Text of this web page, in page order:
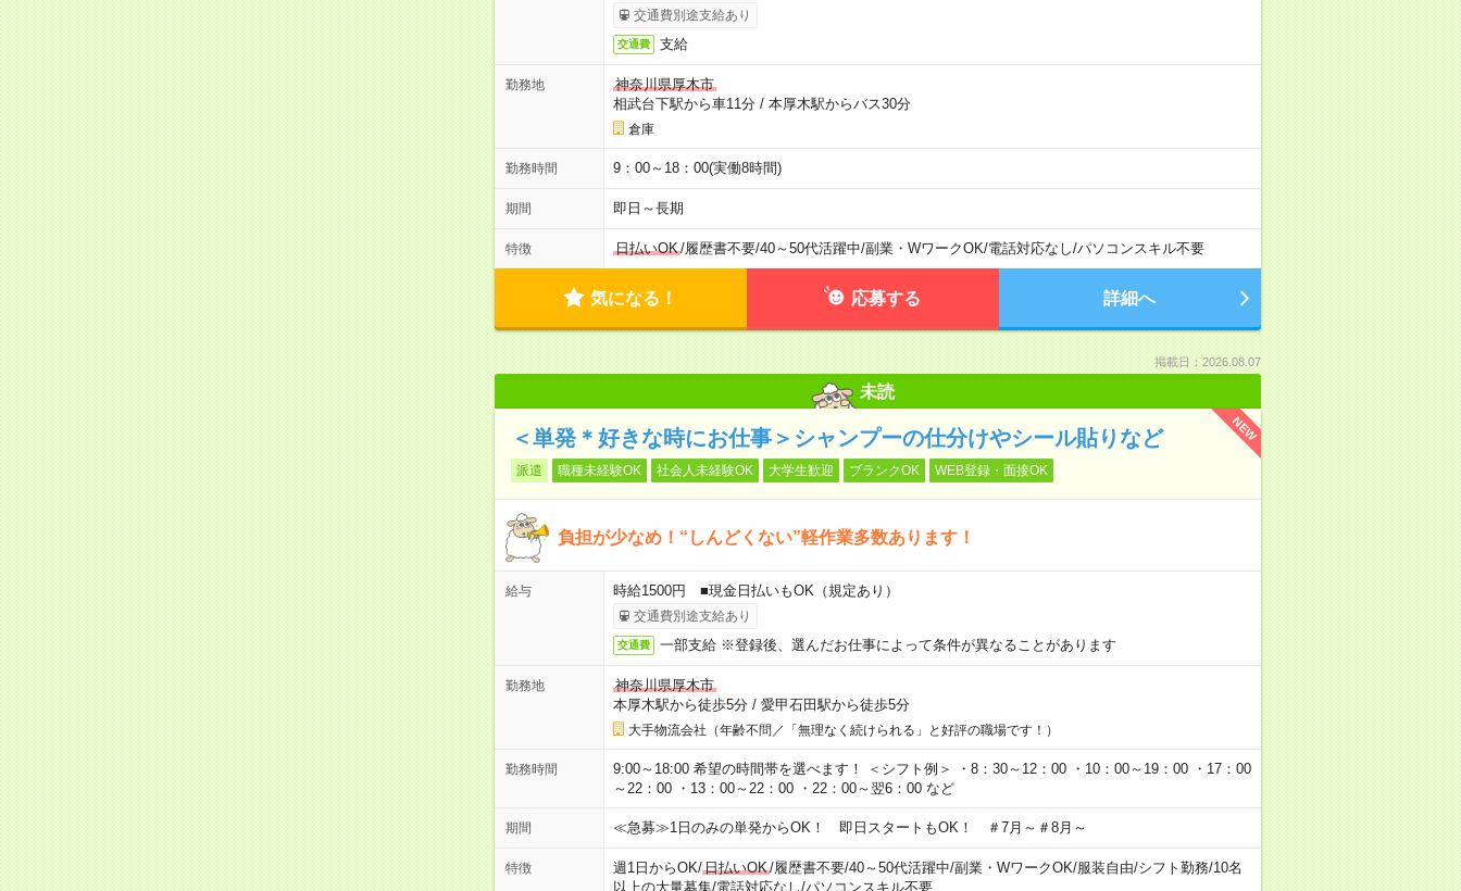
交通費別途支給あり
交通費 支給
勤務地
神奈川県厚木市
相武台下駅から車11分/ 本厚木駅からバス30分
倉庫
勤務時間 9：00～18：00(実働8時間)
期間 即日～長期
特徴 日払いOK/履歴書不要/40～50代活躍中/副業・WワークOK/電話対応なし/パソコンスキル不要
気になる！ 応募する 詳細へ
掲載日：2026.08.07
未読
NEW
＜単発＊好きな時にお仕事＞シャンプーの仕分けやシール貼りなど
派遣 職種未経験OK 社会人未経験OK 大学生歓迎 ブランクOK WEB登録・面接OK
負担が少なめ！“しんどくない”軽作業多数あります！
給与 時給1500円 ■現金日払いもOK（規定あり）
交通費別途支給あり
交通費 一部支給 ※登録後、選んだお仕事によって条件が異なることがあります
勤務地
神奈川県厚木市
本厚木駅から徒歩5分/ 愛甲石田駅から徒歩5分
大手物流会社（年齢不問／「無理なく続けられる」と好評の職場です！）
勤務時間
9:00～18:00 希望の時間帯を選べます！ ＜シフト例＞ ・8：30～12：00 ・10：00～19：00 ・17：00
～22：00 ・13：00～22：00 ・22：00～翌6：00 など
期間 ≪急募≫1日のみの単発からOK！ 即日スタートもOK！ ＃7月～＃8月～
特徴 週1日からOK/日払いOK/履歴書不要/40～50代活躍中/副業・WワークOK/服装自由/シフト勤務/10名
以上の大量募集/電話対応なし/パソコンスキル不要